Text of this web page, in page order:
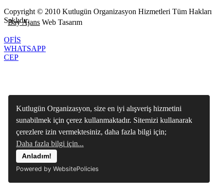
Kutlugün Organizasyon, size en iyi alışveriş hizmetini
sunabilmek için çerez kullanmaktadır. Sitemizi kullanarak
çerezlere izin vermektesiniz, daha fazla bilgi için;
Daha fazla bilgi için...
Anladım!
Powered by WebsitePolicies
Copyright © 2010 Kutlugün Organizasyon Hizmetleri Tüm Hakları
Saklıdır.
Bay Ajans Web Tasarım
OFİS
WHATSAPP
CEP